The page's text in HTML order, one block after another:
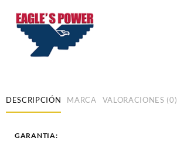
DESCRIPCIÓN MARCA VALORACIONES (0)
GARANTIA: